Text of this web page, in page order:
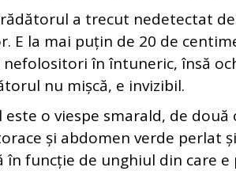
a trecut nedetectat
E la mai puțin de 20 de
nefolositori în întuneric, însă
nu mișcă, e invizibil.
o viespe smarald, de
și abdomen verde perlat
în funcție de unghiul din care